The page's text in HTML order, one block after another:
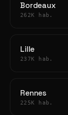
Bordeaux
262K hab.
Lille
237K hab.
Rennes
225K hab.